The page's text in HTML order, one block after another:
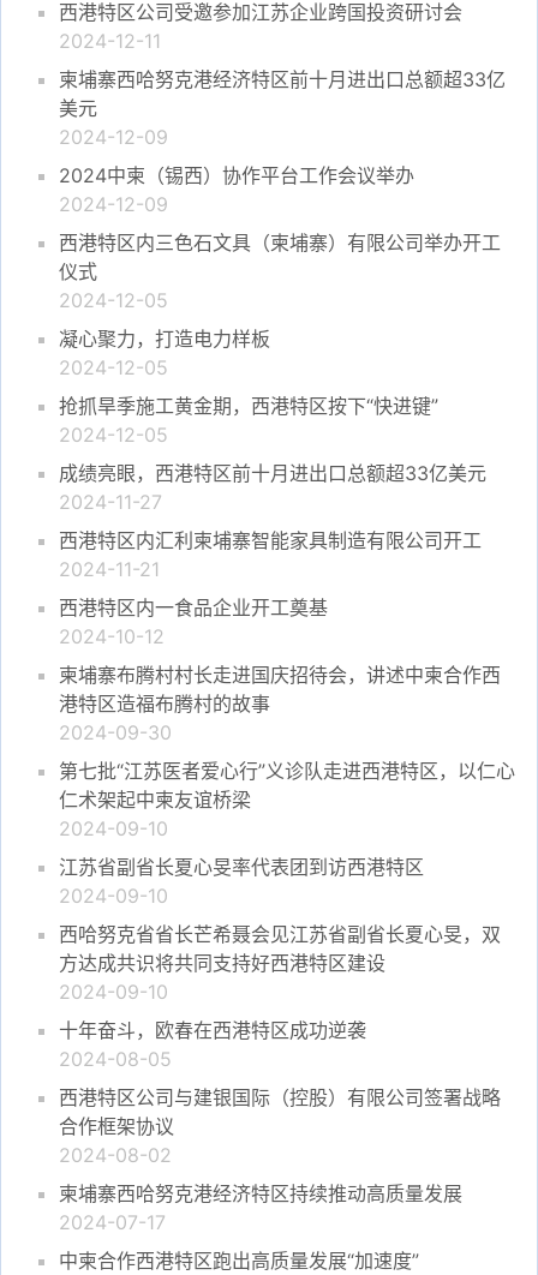
西港特区公司受邀参加江苏企业跨国投资研讨会
2024-12-11
柬埔寨西哈努克港经济特区前十月进出口总额超33亿
美元
2024-12-09
2024中柬（锡西）协作平台工作会议举办
2024-12-09
西港特区内三色石文具（柬埔寨）有限公司举办开工
仪式
2024-12-05
凝心聚力，打造电力样板
2024-12-05
抢抓旱季施工黄金期，西港特区按下“快进键”
2024-12-05
成绩亮眼，西港特区前十月进出口总额超33亿美元
2024-11-27
西港特区内汇利柬埔寨智能家具制造有限公司开工
2024-11-21
西港特区内一食品企业开工奠基
2024-10-12
柬埔寨布腾村村长走进国庆招待会，讲述中柬合作西
港特区造福布腾村的故事
2024-09-30
第七批“江苏医者爱心行”义诊队走进西港特区，以仁心
仁术架起中柬友谊桥梁
2024-09-10
江苏省副省长夏心旻率代表团到访西港特区
2024-09-10
西哈努克省省长芒希聂会见江苏省副省长夏心旻，双
方达成共识将共同支持好西港特区建设
2024-09-10
十年奋斗，欧春在西港特区成功逆袭
2024-08-05
西港特区公司与建银国际（控股）有限公司签署战略
合作框架协议
2024-08-02
柬埔寨西哈努克港经济特区持续推动高质量发展
2024-07-17
中柬合作西港特区跑出高质量发展“加速度”